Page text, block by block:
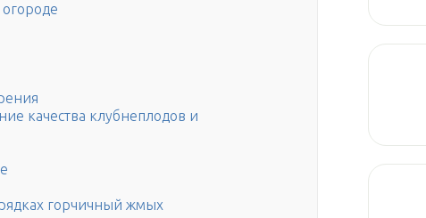
качества клубнеплодов и
горчичный жмых